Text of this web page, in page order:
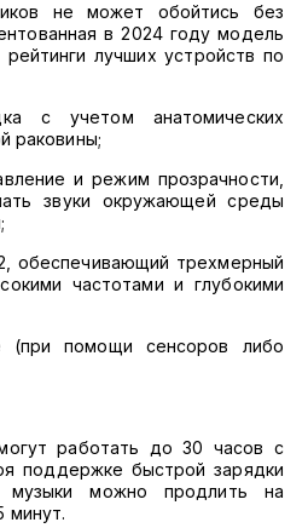
не может обойтись без
в 2024 году модель
лучших устройств по
с учетом анатомических
раковины;
и режим прозрачности,
звуки окружающей среды
обеспечивающий трехмерный
частотами и глубокими
(при помощи сенсоров либо
работать до 30 часов с
поддержке быстрой зарядки
музыки можно продлить на
минут.